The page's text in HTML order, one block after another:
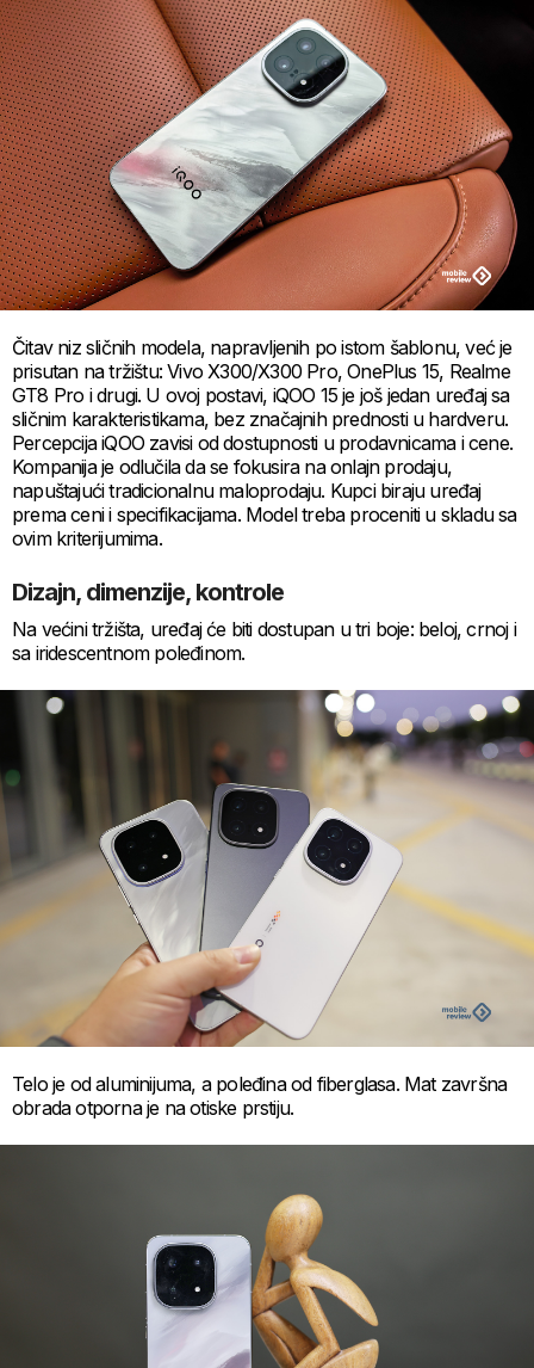
Čitav niz sličnih modela, napravljenih po istom šablonu, već je
prisutan na tržištu: Vivo X300/X300 Pro, OnePlus 15, Realme
GT8 Pro i drugi. U ovoj postavi, iQOO 15 je još jedan uređaj sa
sličnim karakteristikama, bez značajnih prednosti u hardveru.
Percepcija iQOO zavisi od dostupnosti u prodavnicama i cene.
Kompanija je odlučila da se fokusira na onlajn prodaju,
napuštajući tradicionalnu maloprodaju. Kupci biraju uređaj
prema ceni i specifikacijama. Model treba proceniti u skladu sa
ovim kriterijumima.
Dizajn, dimenzije, kontrole
Na većini tržišta, uređaj će biti dostupan u tri boje: beloj, crnoj i
sa iridescentnom poleđinom.
Telo je od aluminijuma, a poleđina od fiberglasa. Mat završna
obrada otporna je na otiske prstiju.